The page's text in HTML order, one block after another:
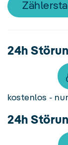
24h
kostenlos -
24h